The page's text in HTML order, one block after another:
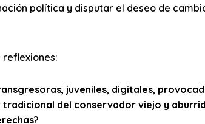
política y disputar el deseo de
juveniles, digitales,
del conservador viejo y